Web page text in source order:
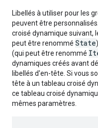
Libellés à utiliser pour les
peuvent être
croisé dynamique suivant,
peut être renommé State
(qui peut être renommé
dynamiques créés avant
libellés d'en-tête. Si vous
tête à un tableau croisé
ce tableau croisé
mêmes paramètres.